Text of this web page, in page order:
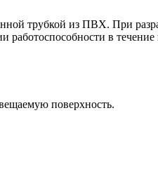
трубкой из ПВХ. При
в течение
поверхность.